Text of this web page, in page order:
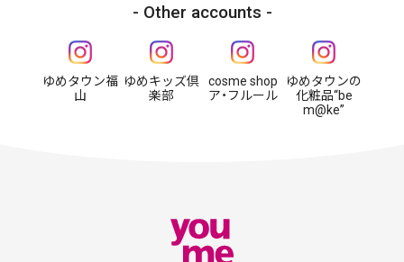
Other accounts
ゆめタウン福
山
ゆめキッズ倶
楽部
cosme shop
ア・フルール
ゆめタウンの
化粧品“be
m@ke”